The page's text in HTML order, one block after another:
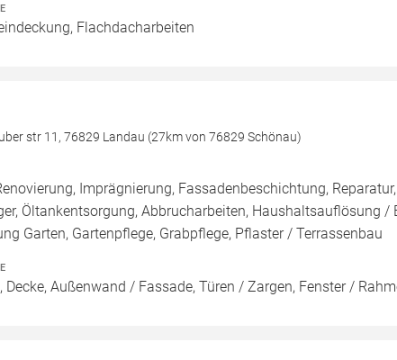
Flachdacharbeiten
str 11, 76829 Landau (27km von 76829 Schönau)
Imprägnierung, Fassadenbeschichtung,
Öltankentsorgung, Abbrucharbeiten, Haushaltsauflösung /
Garten, Gartenpflege, Grabpflege, Pflaster / Terrassenbau
Decke, Außenwand / Fassade, Türen / Zargen, Fenster /